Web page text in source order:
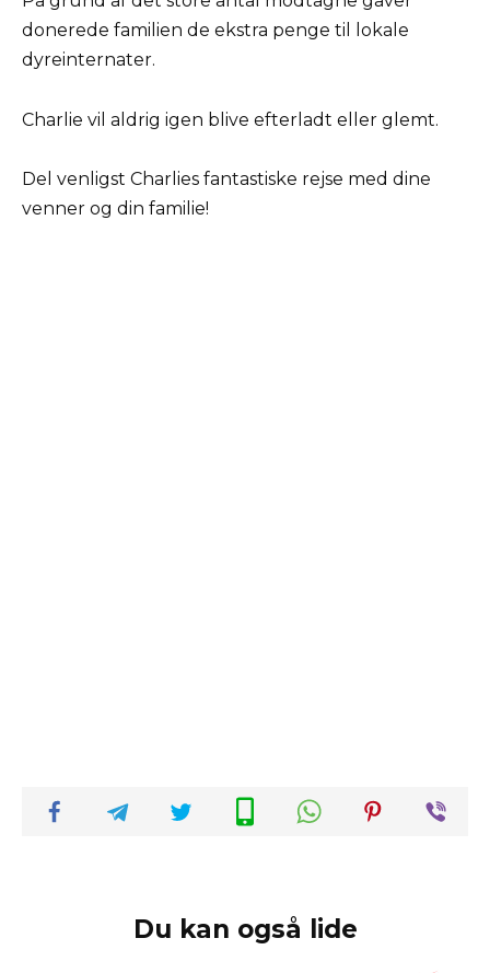
donerede familien de ekstra penge til lokale
dyreinternater.
Charlie vil aldrig igen blive efterladt eller glemt.
Del venligst Charlies fantastiske rejse med dine
venner og din familie!
Du kan også lide